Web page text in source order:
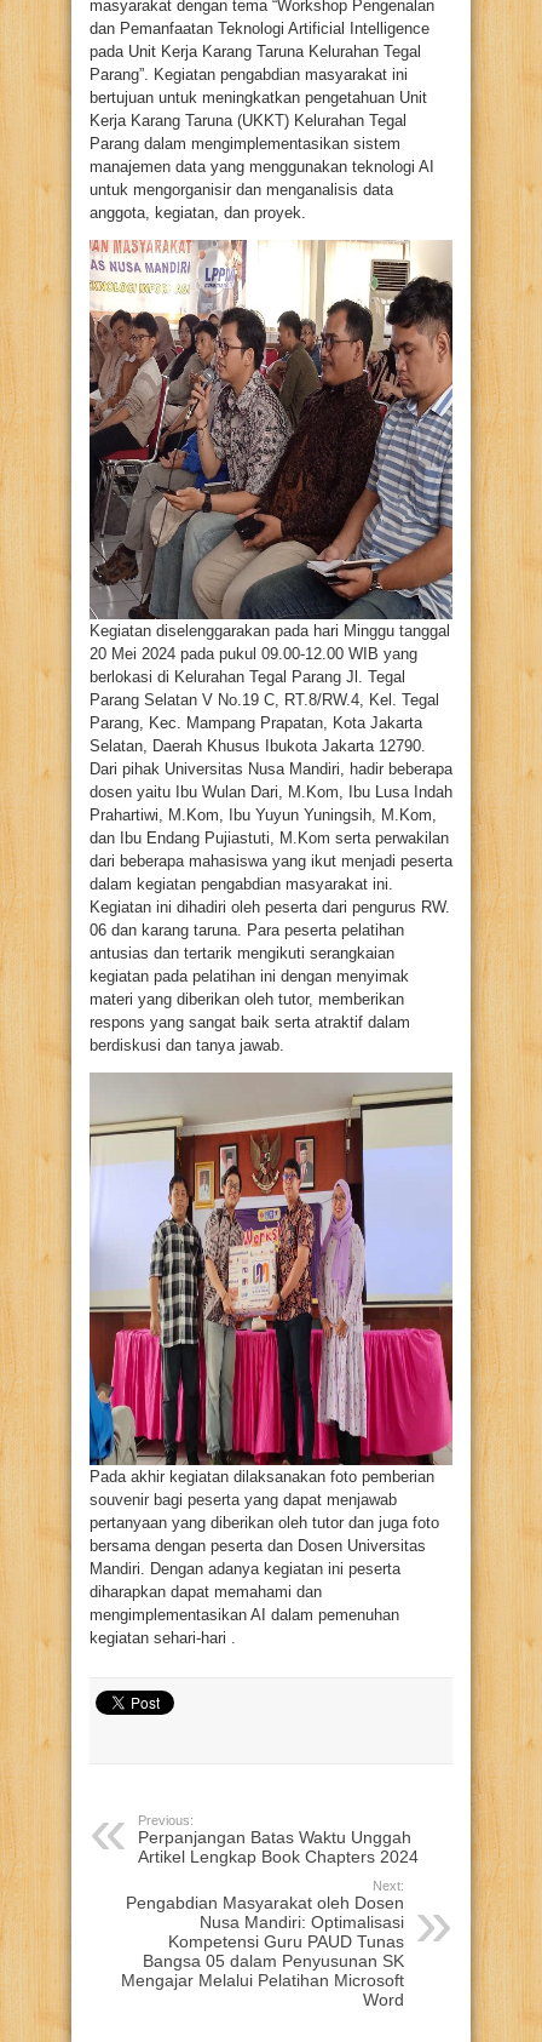
masyarakat dengan tema “Workshop Pengenalan
dan Pemanfaatan Teknologi Artificial Intelligence
pada Unit Kerja Karang Taruna Kelurahan Tegal
Parang”. Kegiatan pengabdian masyarakat ini
bertujuan untuk meningkatkan pengetahuan Unit
Kerja Karang Taruna (UKKT) Kelurahan Tegal
Parang dalam mengimplementasikan sistem
manajemen data yang menggunakan teknologi AI
untuk mengorganisir dan menganalisis data
anggota, kegiatan, dan proyek.
Kegiatan diselenggarakan pada hari Minggu tanggal
20 Mei 2024 pada pukul 09.00-12.00 WIB yang
berlokasi di Kelurahan Tegal Parang Jl. Tegal
Parang Selatan V No.19 C, RT.8/RW.4, Kel. Tegal
Parang, Kec. Mampang Prapatan, Kota Jakarta
Selatan, Daerah Khusus Ibukota Jakarta 12790.
Dari pihak Universitas Nusa Mandiri, hadir beberapa
dosen yaitu Ibu Wulan Dari, M.Kom, Ibu Lusa Indah
Prahartiwi, M.Kom, Ibu Yuyun Yuningsih, M.Kom,
dan Ibu Endang Pujiastuti, M.Kom serta perwakilan
dari beberapa mahasiswa yang ikut menjadi peserta
dalam kegiatan pengabdian masyarakat ini.
Kegiatan ini dihadiri oleh peserta dari pengurus RW.
06 dan karang taruna. Para peserta pelatihan
antusias dan tertarik mengikuti serangkaian
kegiatan pada pelatihan ini dengan menyimak
materi yang diberikan oleh tutor, memberikan
respons yang sangat baik serta atraktif dalam
berdiskusi dan tanya jawab.
Pada akhir kegiatan dilaksanakan foto pemberian
souvenir bagi peserta yang dapat menjawab
pertanyaan yang diberikan oleh tutor dan juga foto
bersama dengan peserta dan Dosen Universitas
Mandiri. Dengan adanya kegiatan ini peserta
diharapkan dapat memahami dan
mengimplementasikan AI dalam pemenuhan
kegiatan sehari-hari .
Previous:
Perpanjangan Batas Waktu Unggah
Artikel Lengkap Book Chapters 2024
Next:
Pengabdian Masyarakat oleh Dosen
Nusa Mandiri: Optimalisasi
Kompetensi Guru PAUD Tunas
Bangsa 05 dalam Penyusunan SK
Mengajar Melalui Pelatihan Microsoft
Word